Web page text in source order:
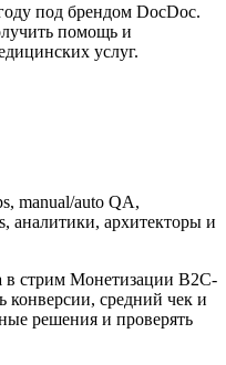
под брендом DocDoc.
помощь и
услуг.
manual/auto QA,
аналитики, архитекторы и
в стрим Монетизации B2C-
конверсии, средний чек и
решения и проверять